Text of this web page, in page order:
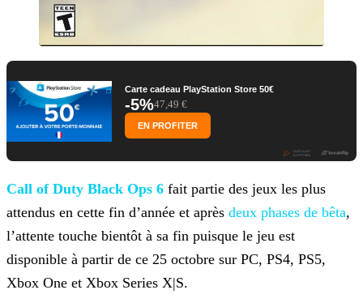
Carte cadeau PlayStation Store 50€
-5%47,49 €
EN PROFITER
Call of Duty Black Ops 6 fait partie des jeux les plus
attendus en cette fin d’année et après deux phases de bêta,
l’attente touche bientôt à sa fin puisque le jeu est
disponible à partir de ce 25 octobre sur PC, PS4, PS5,
Xbox One et Xbox Series X|S.